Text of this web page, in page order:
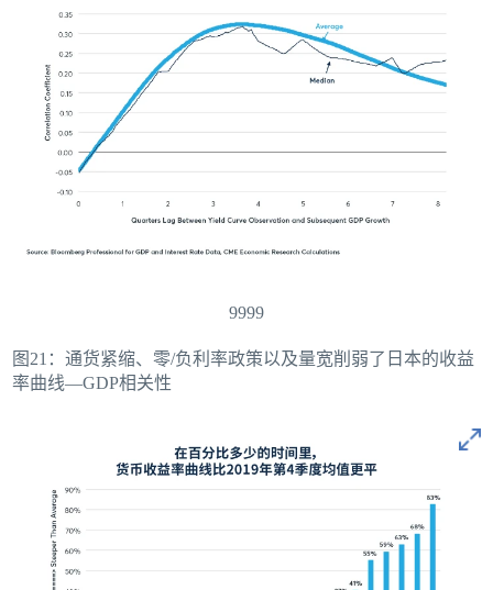
9999
图21：通货紧缩、零/负利率政策以及量宽削弱了日本的收益
率曲线—GDP相关性